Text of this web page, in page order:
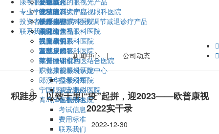
视功能训练产品
干眼/视疲劳/老视/调节减退诊疗产品
眼健康产品
区域动态
欧普视界
江苏省
福建省
湖北省
云南省
安徽医科大学康视眼科医院
蚌埠康视眼科医院
马鞍山康视眼科医院
六安康视眼科医院
宣城康视眼科医院
莱州同明中西医结合医院
广德康视眼科医院
郎溪华益眼科医院
宁国眼视光眼科医院
青岛泽嘉眼科医院
专业学术
技术大赛
巢湖论坛
视光培训
验配技术
欧普微课堂
职业技能等级认定中心
报考须知
认定岗位
在线报名
考试信息
费用标准
联系我们
投资者关系
公司公告
投资者关系
互动易问答
联系我们
联系我们
留言反馈
部分经销机构


新闻中心 | 公司动态
积跬步，以致千里|“疫”起拼，迎2023——欧普康视
2022实干录
2022-12-30